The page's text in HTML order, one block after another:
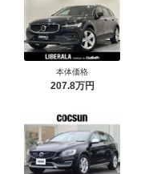
本体価格
207.8万円